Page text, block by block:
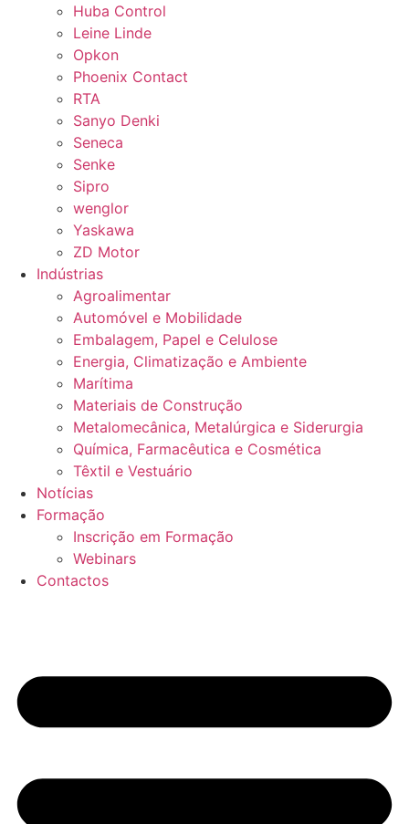
Huba Control
Leine Linde
Opkon
Phoenix Contact
RTA
Sanyo Denki
Seneca
Senke
Sipro
wenglor
Yaskawa
ZD Motor
Indústrias
Agroalimentar
Automóvel e Mobilidade
Embalagem, Papel e Celulose
Energia, Climatização e Ambiente
Marítima
Materiais de Construção
Metalomecânica, Metalúrgica e Siderurgia
Química, Farmacêutica e Cosmética
Têxtil e Vestuário
Notícias
Formação
Inscrição em Formação
Webinars
Contactos